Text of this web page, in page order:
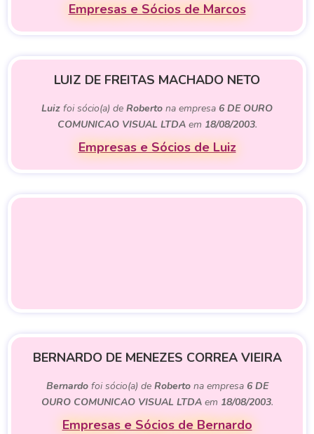
Empresas e Sócios de Marcos
LUIZ DE FREITAS MACHADO NETO
Luiz foi sócio(a) de Roberto na empresa 6 DE OURO
COMUNICAO VISUAL LTDAem 18/08/2003.
Empresas e Sócios de Luiz
BERNARDO DE MENEZES CORREA VIEIRA
Bernardofoi sócio(a) de Robertona empresa 6 DE
OURO COMUNICAO VISUAL LTDAem 18/08/2003.
Empresas e Sócios de Bernardo